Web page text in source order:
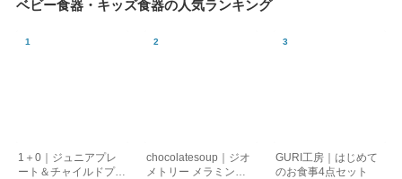
ベビー食器・キッズ食器の人気ランキング
1＋0｜ジュニアプレ
ート＆チャイルドプレ
chocolatesoup｜ジオ
メトリー メラミンテ
GURI工房｜はじめて
のお食事4点セット